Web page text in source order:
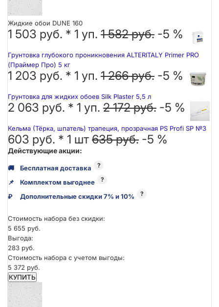
Жидкие обои DUNE 160
1 503 руб. * 1 уп. 1 582 руб. -5 %
Грунтовка глубокого проникновения ALTERITALY Primer PRO
(Праймер Про) 5 кг
1 203 руб. * 1 уп. 1 266 руб. -5 %
Грунтовка для жидких обоев Silk Plaster 5,5 л
2 063 руб. * 1 уп. 2 172 руб. -5 %
Кельма (Тёрка, шпатель) трапеция, прозрачная PS Profi SP №3
603 руб. * 1 шт 635 руб. -5 %
Действующие акции:
🚚 Бесплатная доставка ?
📌 Комплектом выгоднее ?
₽ Дополнительные скидки 7% и 10% ?
Стоимость набора без скидки:
5 655 руб.
Выгода:
283 руб.
Стоимость набора с учетом выгоды:
5 372 руб.
КУПИТЬ